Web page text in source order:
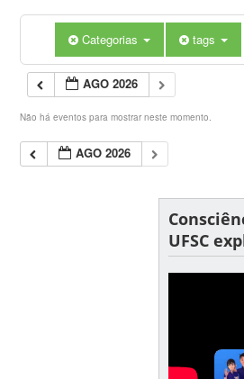
Categorias tags
AGO 2026
Não há eventos para mostrar neste momento.
AGO 2026
UFSC